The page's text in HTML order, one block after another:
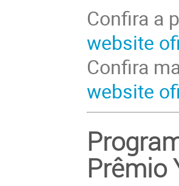
Confira a
website
Confira
website
Prêmio